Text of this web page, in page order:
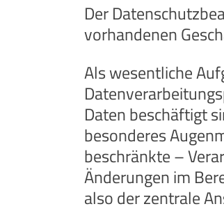
Der
vorhandenen
Als wesentliche
Daten beschäftigt
besonderes
beschränkte –
Änderungen im
also der zentrale